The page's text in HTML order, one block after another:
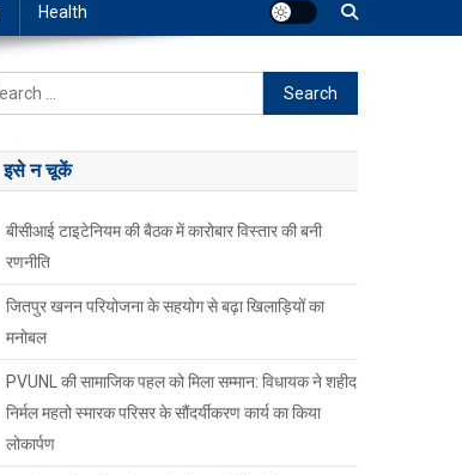
Health
Search
for:
इसे न चूकें
बीसीआई टाइटेनियम की बैठक में कारोबार विस्तार की बनी
रणनीति
जितपुर खनन परियोजना के सहयोग से बढ़ा खिलाड़ियों का
मनोबल
PVUNL की सामाजिक पहल को मिला सम्मान: विधायक ने शहीद
निर्मल महतो स्मारक परिसर के सौंदर्यीकरण कार्य का किया
लोकार्पण